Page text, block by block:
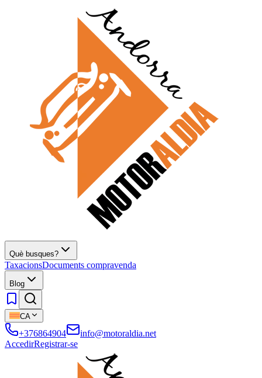
Què busques?
TaxacionsDocuments compravenda
Blog
CA
+376864904
info@motoraldia.net
AccedirRegistrar-se